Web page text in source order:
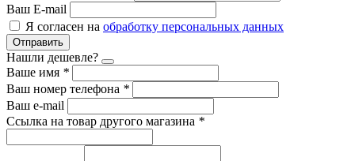
Ваш E-mail
Я согласен на обработку персональных данных
Отправить
Нашли дешевле?
Ваше имя *
Ваш номер телефона *
Ваш e-mail
Ссылка на товар другого магазина *